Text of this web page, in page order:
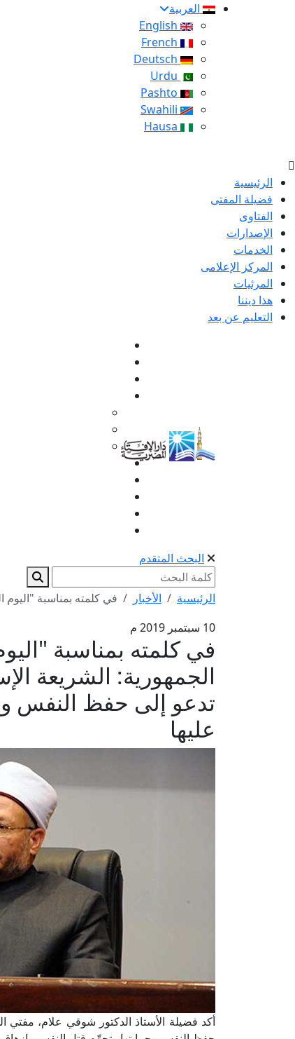
العربية
الرئيسية
فضيلة المفتى
الفتاوى
الإصدارات
الخدمات
المركز الإعلامى
المرئيات
هذا ديننا
التعليم عن بعد
البحث المتقدم
الرئيسية الأخبار
في كلمته بمناسبة "اليوم
10 سبتمبر 2019 م
في كلمته بمناسبة
الجمهورية: الشريعة
تدعو إلى حفظ النفس
عليها
أكد فضيلة الأستاذ الدكتور شوقي علام، مفتي